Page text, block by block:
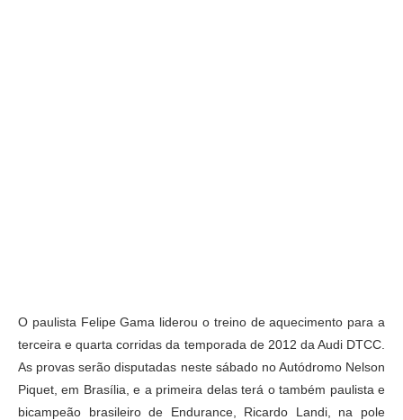
O paulista Felipe Gama liderou o treino de aquecimento para a
terceira e quarta corridas da temporada de 2012 da Audi DTCC.
As provas serão disputadas neste sábado no Autódromo Nelson
Piquet, em Brasília, e a primeira delas terá o também paulista e
bicampeão brasileiro de Endurance, Ricardo Landi, na pole